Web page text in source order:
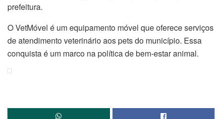
prefeitura.
O VetMóvel é um equipamento móvel que oferece serviços
de atendimento veterinário aos pets do município. Essa
conquista é um marco na política de bem-estar animal.